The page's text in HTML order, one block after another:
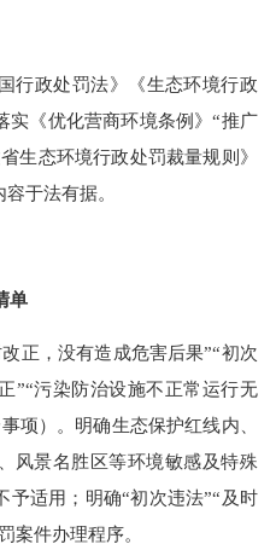
行政处罚法》《生态环境行政
实 《优化营商环境条例》“推广
生态环境行政处罚裁量规则》
容于法有据。
单
正，没有造成危害后果”“初次
”“污染防治设施不正常运行无
项）。明确生态保护红线内、
风景名胜区等环境敏感及特殊
予适用；明确“初次违法”“及时
案件办理程序。